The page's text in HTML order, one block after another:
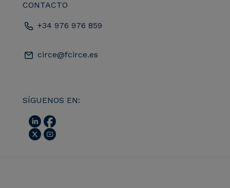
CONTACTO
+34 976 976 859
circe@fcirce.es
SÍGUENOS EN: